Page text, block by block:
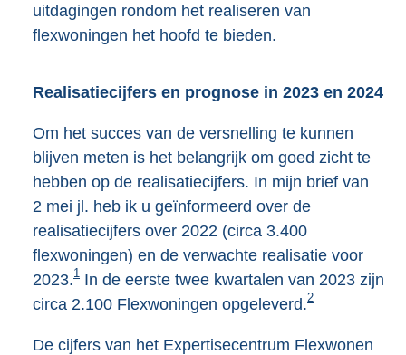
uitdagingen rondom het realiseren van
flexwoningen het hoofd te bieden.
Realisatiecijfers en prognose in 2023 en 2024
Om het succes van de versnelling te kunnen
blijven meten is het belangrijk om goed zicht te
hebben op de realisatiecijfers. In mijn brief van
2 mei jl. heb ik u geïnformeerd over de
realisatiecijfers over 2022 (circa 3.400
flexwoningen) en de verwachte realisatie voor
2023.1 In de eerste twee kwartalen van 2023 zijn
circa 2.100 Flexwoningen opgeleverd.2
De cijfers van het Expertisecentrum Flexwonen